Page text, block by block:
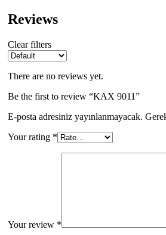
Reviews
Clear filters
There are no reviews yet.
Be the first to review “KAX 9011”
E-posta adresiniz yayınlanmayacak.
Your rating *
Your review *